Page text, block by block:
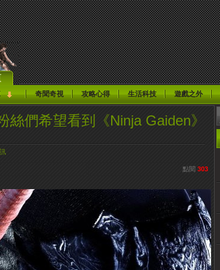
奇聞奇視 攻略心得 生活科技 遊戲之外
絲們希望看到《Ninja Gaiden》
點閱 303